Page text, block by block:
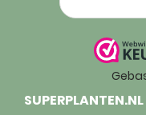
SUPERPLANTEN.NL